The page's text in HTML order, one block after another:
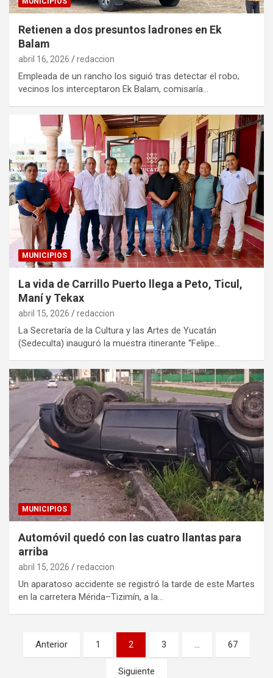
Retienen a dos presuntos ladrones en Ek
Balam
abril 16, 2026 redaccion
Empleada de un rancho los siguió tras detectar el robo;
vecinos los interceptaron Ek Balam, comisaría…
MUNICIPIOS
La vida de Carrillo Puerto llega a Peto, Ticul,
Maní y Tekax
abril 15, 2026 redaccion
La Secretaría de la Cultura y las Artes de Yucatán
(Sedeculta) inauguró la muestra itinerante “Felipe…
MUNICIPIOS
Automóvil quedó con las cuatro llantas para
arriba
abril 15, 2026 redaccion
Un aparatoso accidente se registró la tarde de este Martes
en la carretera Mérida–Tizimín, a la…
Paginación
de
Anterior 1 2 3 … 67
Siguiente